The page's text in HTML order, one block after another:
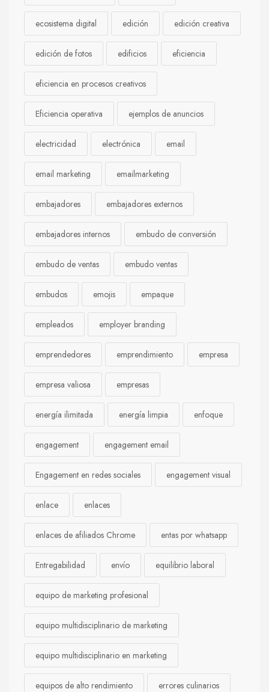
ecosistema digital edición edición creativa
edición de fotos edificios eficiencia
eficiencia en procesos creativos
Eficiencia operativa ejemplos de anuncios
electricidad electrónica email
email marketing emailmarketing
embajadores embajadores externos
embajadores internos embudo de conversión
embudo de ventas embudo ventas
embudos emojis empaque
empleados employer branding
emprendedores emprendimiento empresa
empresa valiosa empresas
energía ilimitada energía limpia enfoque
engagement engagement email
Engagement en redes sociales engagement visual
enlace enlaces
enlaces de afiliados Chrome entas por whatsapp
Entregabilidad envío equilibrio laboral
equipo de marketing profesional
equipo multidisciplinario de marketing
equipo multidisciplinario en marketing
equipos de alto rendimiento errores culinarios